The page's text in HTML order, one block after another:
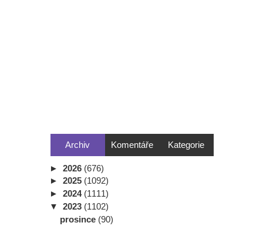
Archiv Komentáře Kategorie
► 2026 (676)
► 2025 (1092)
► 2024 (1111)
▼ 2023 (1102)
prosince (90)